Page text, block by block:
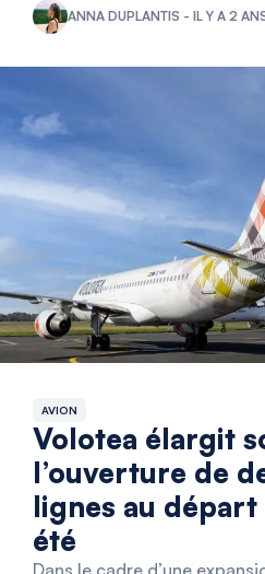
ANNA DUPLANTIS - IL Y A 2
AVION
Volotea élargit
l’ouverture de
lignes au
été